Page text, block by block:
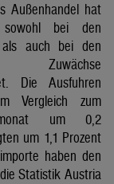
Außenhandel hat
bei den
als auch bei den
Zuwächse
Die Ausfuhren
Vergleich zum
um 0,2
um 1,1 Prozent
haben den
Statistik Austria